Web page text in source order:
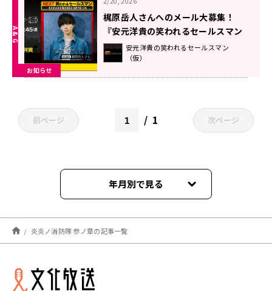
お知らせ
梶原岳人さんへのメール大募集！
『安元洋貴の笑われるセールスマン
（仮）』安元洋貴の笑われるセールスマン
（仮）
前ページ 1 次ページ
年月別で見る
2026年03月
2026年02月
2025年04月
炎炎ノ消防隊 参ノ章の記事一覧